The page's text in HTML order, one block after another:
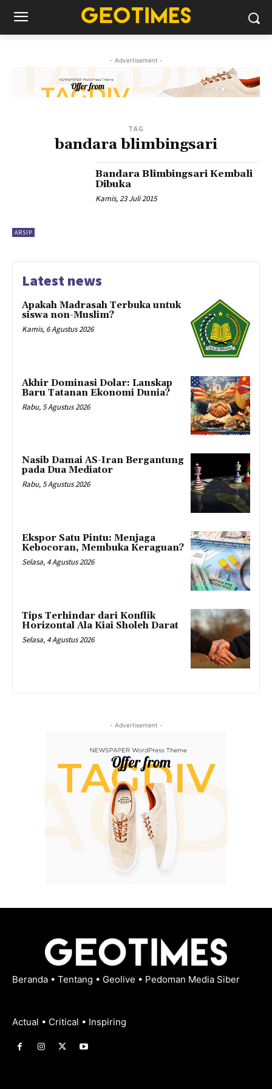
- Advertisement -
TAG
bandara blimbingsari
ARSIP
Bandara Blimbingsari Kembali
Dibuka
Kamis, 23 Juli 2015
Latest news
Apakah Madrasah Terbuka untuk
siswa non-Muslim?
Kamis, 6 Agustus 2026
Akhir Dominasi Dolar: Lanskap
Baru Tatanan Ekonomi Dunia?
Rabu, 5 Agustus 2026
Nasib Damai AS-Iran Bergantung
pada Dua Mediator
Rabu, 5 Agustus 2026
Ekspor Satu Pintu: Menjaga
Kebocoran, Membuka Keraguan?
Selasa, 4 Agustus 2026
Tips Terhindar dari Konflik
Horizontal Ala Kiai Sholeh Darat
Selasa, 4 Agustus 2026
- Advertisement -
Beranda • Tentang • Geolive • Pedoman Media Siber
Actual • Critical • Inspiring